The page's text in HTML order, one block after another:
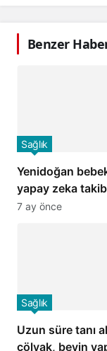
Benzer
Yenidoğan
yapay zeka
Sağlık
7 ay önce
Uzun süre tanı
çölyak, beyin
Sağlık